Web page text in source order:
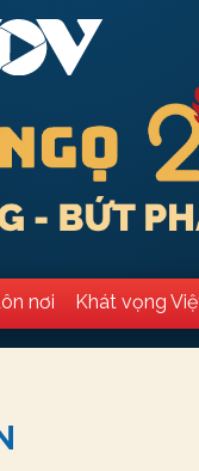
nơi Khát vọng